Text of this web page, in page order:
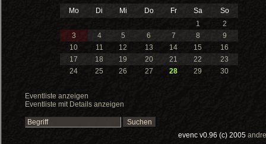
Mo
Di Mi Do Fr Sa
So
1
2
3
4 5 6 7 8
9
10
11 12 13 14 15
16
17
18 19 20 21 22
23
24
25 26 27 28 29 30
Eventliste anzeigen
Eventliste mit Details anzeigen
evenc v0.96 (c) 2005